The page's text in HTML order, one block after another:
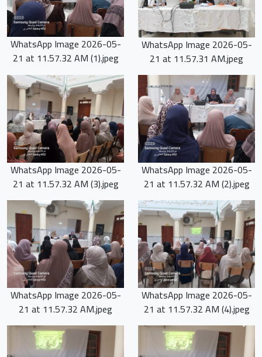
WhatsApp Image 2026-05-
21 at 11.57.31 AM.jpeg
WhatsApp Image 2026-05-
21 at 11.57.32 AM (1).jpeg
WhatsApp Image 2026-05-
21 at 11.57.32 AM (2).jpeg
WhatsApp Image 2026-05-
21 at 11.57.32 AM (3).jpeg
WhatsApp Image 2026-05-
21 at 11.57.32 AM (4).jpeg
WhatsApp Image 2026-05-
21 at 11.57.32 AM.jpeg